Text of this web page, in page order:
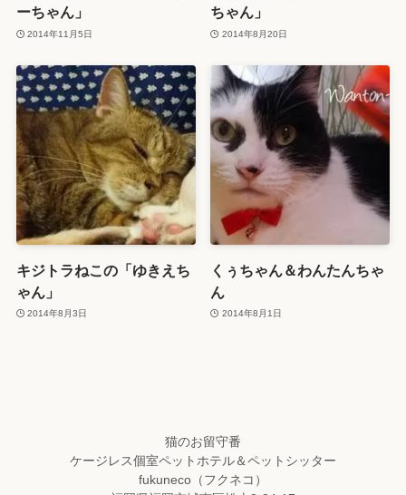
ーちゃん」
2014年11月5日
ちゃん」
2014年8月20日
キジトラねこの「ゆきえち
ゃん」
2014年8月3日
くぅちゃん＆わんたんちゃ
ん
2014年8月1日
猫のお留守番
ケージレス個室ペットホテル＆ペットシッター
fukuneco（フクネコ）